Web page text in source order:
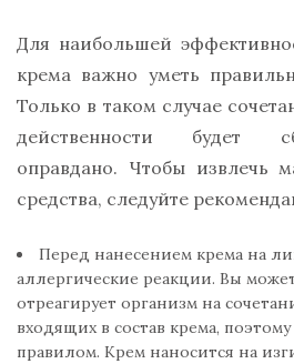
Для наибольшей
крема важно уметь
Только в таком случае
действенности будет
оправдано. Чтобы извлечь
средства, следуйте
Перед нанесением крема на
аллергические реакции. Вы
отреагирует организм на
входящих в состав крема,
правилом. Крем наносится на